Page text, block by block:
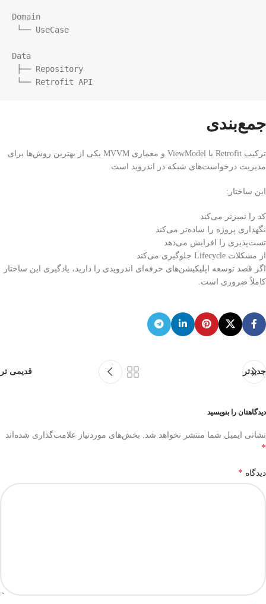
Domain
Data
└── Retrofit API
جمع‌بندی
ترکیب Retrofit
با ViewModel و معماری MVVM یکی از بهترین روش‌ها برای
مدیریت درخواست‌های شبکه در اندروید است.
این ساختار:
کد را تمیزتر می‌کند
نگهداری پروژه را ساده‌تر می‌کند
تست‌پذیری را افزایش می‌دهد
از مشکلات Lifecycle جلوگیری می‌کند
اگر قصد توسعه اپلیکیشن‌های حرفه‌ای اندرویدی را دارید، یادگیری این ساختار
کاملاً ضروری است.
جدیدتر قدیمی تر
دیدگاهتان را بنویسید
نشانی ایمیل شما منتشر نخواهد شد. بخش‌های موردنیاز علامت‌گذاری شده‌اند
*
دیدگاه *